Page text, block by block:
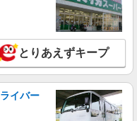
とりあえずキープ
イバー